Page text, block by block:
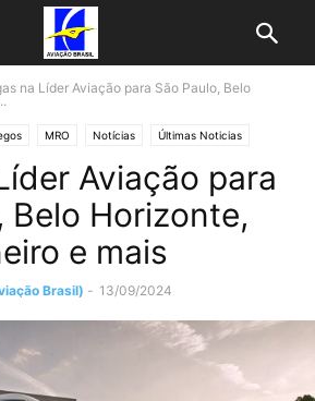
na Líder Aviação para São Paulo, Belo
MRO Notícias Últimas Noticias
Aviação para
Belo Horizonte,
e mais
Brasil) - 13/09/2024